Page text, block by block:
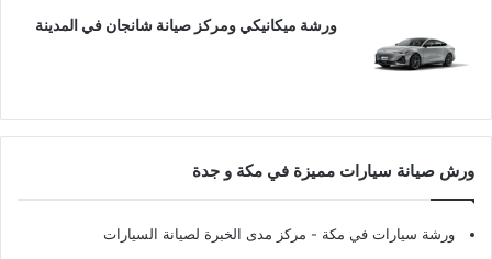
ورشة ميكانيكي ومركز صيانة شانجان في المدينة
ورش صيانة سيارات مميزة في مكة و جدة
ورشة سيارات في مكة - مركز مدى الخبرة لصيانة السيارات